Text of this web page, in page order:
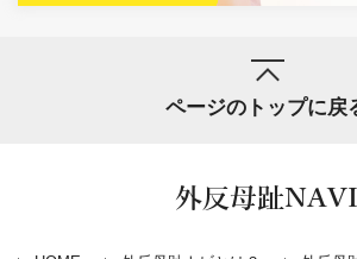
ページのトップに戻
外反母趾NAVI